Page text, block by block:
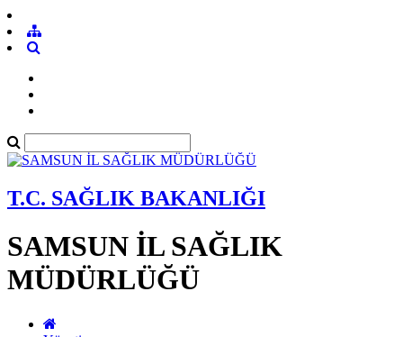
T.C. SAĞLIK BAKANLIĞI
SAMSUN İL SAĞLIK
MÜDÜRLÜĞÜ